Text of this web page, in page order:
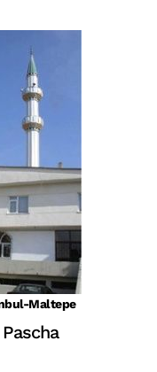
Maltepe